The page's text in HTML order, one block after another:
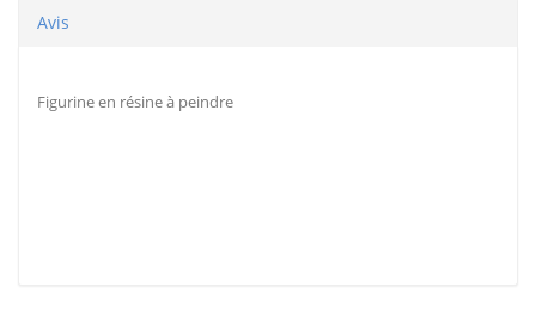
Avis
Figurine en résine à peindre